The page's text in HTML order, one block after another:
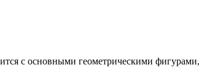
с основными геометрическими